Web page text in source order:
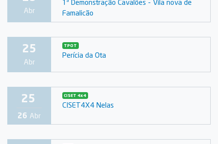
Abr
1ª Demonstração Cavalões - Vila nova de
Famalicão
25
Abr
TPOT
Perícia da Ota
25
26 Abr
CISET 4x4
CISET4X4 Nelas